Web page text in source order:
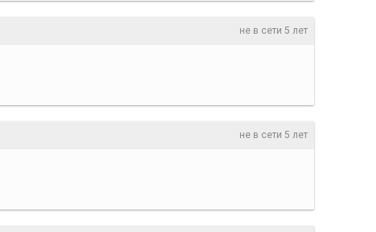
не в сети 5 лет
не в сети 5 лет